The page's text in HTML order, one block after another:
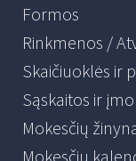
Formos
Rinkmenos /
Skaičiuoklės ir
Sąskaitos ir
Mokesčių